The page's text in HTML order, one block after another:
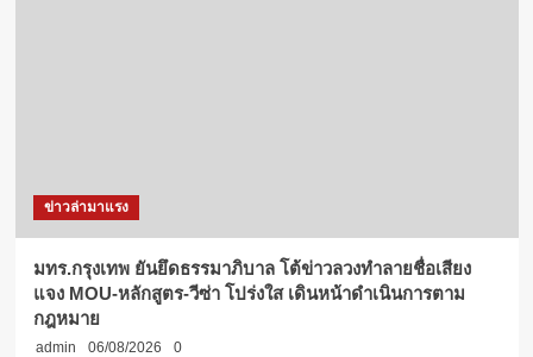
ข่าวล่ามาแรง
มทร.กรุงเทพ ยันยึดธรรมาภิบาล โต้ข่าวลวงทำลายชื่อเสียง
แจง MOU-หลักสูตร-วีซ่า โปร่งใส เดินหน้าดำเนินการตาม
กฎหมาย
admin 06/08/2026 0